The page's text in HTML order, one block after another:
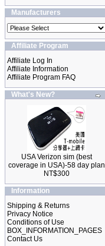
Manufacturers
Affiliate Program
Affiliate Log In
Affiliate Information
Affiliate Program FAQ
What's New?
USA Verizon sim (best
coverage in USA)-58 day plan
NT$300
Information
Shipping & Returns
Privacy Notice
Conditions of Use
BOX_INFORMATION_PAGES
Contact Us